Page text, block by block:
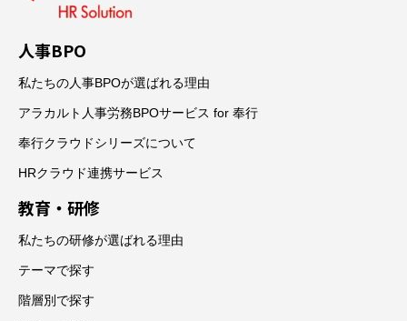
人事BPO
私たちの人事BPOが選ばれる理由
アラカルト人事労務BPOサービス for 奉行
奉行クラウドシリーズについて
HRクラウド連携サービス
教育・研修
私たちの研修が選ばれる理由
テーマで探す
階層別で探す